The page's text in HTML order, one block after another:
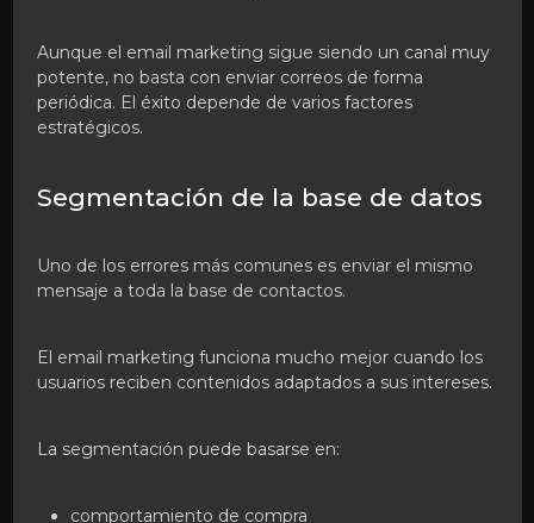
Aunque el email marketing sigue siendo un canal muy
potente, no basta con enviar correos de forma
periódica. El éxito depende de varios factores
estratégicos.
Segmentación de la base de datos
Uno de los errores más comunes es enviar el mismo
mensaje a toda la base de contactos.
El email marketing funciona mucho mejor cuando los
usuarios reciben contenidos adaptados a sus intereses.
La segmentación puede basarse en:
comportamiento de compra